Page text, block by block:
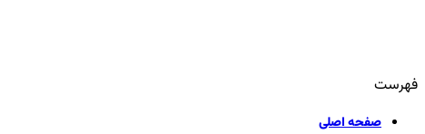
فهرست
صفحه اصلی